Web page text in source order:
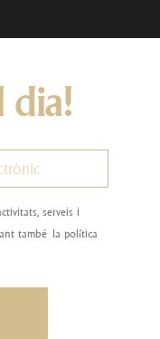
dia!
serveis i
també la política